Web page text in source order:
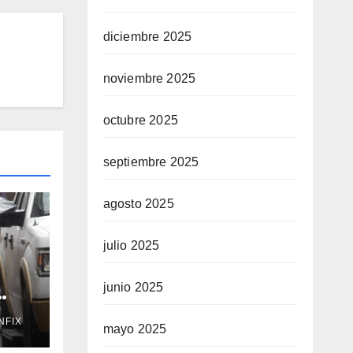
7
diciembre 2025
noviembre 2025
octubre 2025
septiembre 2025
agosto 2025
julio 2025
junio 2025
mayo 2025